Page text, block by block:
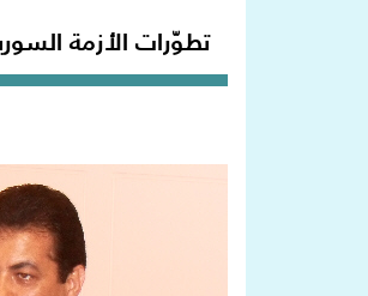
تطوّرات الأزمة